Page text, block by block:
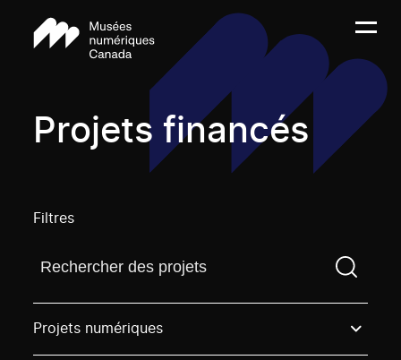
Projets financés
Filtres
Trouvez un projetVous devez saisir un terme de
Projets numériques